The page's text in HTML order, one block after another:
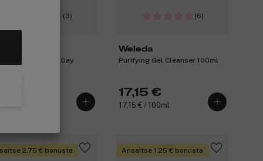
(3)
Food Nourishing Day
(6)
Weleda
Purifying Gel Cleanser 100ml
17,15 €
17,15 € / 100ml
2,75 € bonusta Ansaitse 1,25 € bonusta